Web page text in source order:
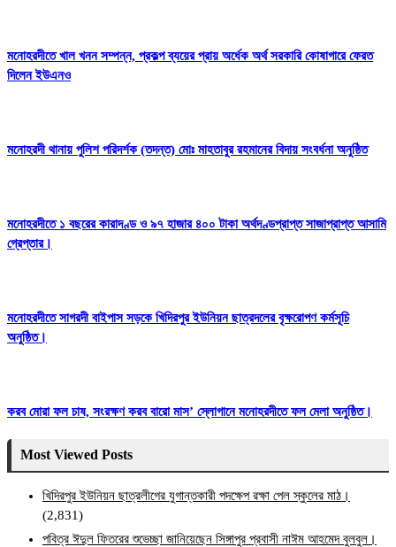
মনোহরদীতে খাল খনন সম্পন্ন, প্রকল্প ব্যয়ের প্রায় অর্ধেক অর্থ সরকারি কোষাগারে ফেরত
দিলেন ইউএনও
মনোহরদী থানায় পুলিশ পরিদর্শক (তদন্ত) মোঃ মাহতাবুর রহমানের বিদায় সংবর্ধনা অনুষ্ঠিত
মনোহরদীতে ১ বছরের কারাদণ্ড ও ৯৭ হাজার ৪০০ টাকা অর্থদণ্ডপ্রাপ্ত সাজাপ্রাপ্ত আসামি
গ্রেপ্তার।
মনোহরদীতে সাগরদী বাইপাস সড়কে খিদিরপুর ইউনিয়ন ছাত্রদলের বৃক্ষরোপণ কর্মসূচি
অনুষ্ঠিত।
করব মোরা ফল চাষ, সংরক্ষণ করব বারো মাস’ স্লোগানে মনোহরদীতে ফল মেলা অনুষ্ঠিত।
Most Viewed Posts
খিদিরপুর ইউনিয়ন ছাত্রলীগের যুগান্তকারী পদক্ষেপ রক্ষা পেল স্কুলের মাঠ।
(2,831)
পবিত্র ঈদুল ফিতরের শুভেচ্ছা জানিয়েছেন সিঙ্গাপুর প্রবাসী নাঈম আহমেদ বুলবুল।